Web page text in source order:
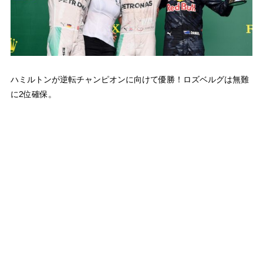
ハミルトンが逆転チャンピオンに向けて優勝！ロズベルグは無難
に2位確保。